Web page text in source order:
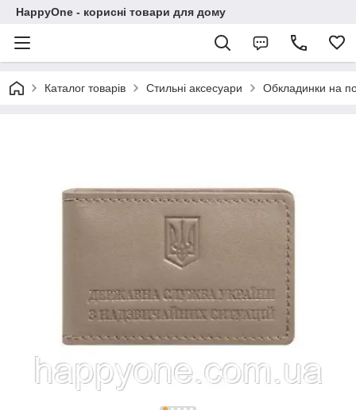
HappyOne - корисні товари для дому
Каталог товарів Стильні аксесуари Обкладинки на